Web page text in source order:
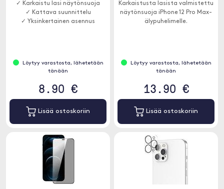
✓ Karkaistu lasi näytönsuoja
✓ Kattava suunnittelu
✓ Yksinkertainen asennus
Löytyy varastosta, lähetetään
tänään
8.90 €
Lisää ostoskoriin
Karkaistusta lasista valmistettu
näytönsuoja iPhone 12 Pro Max-
älypuhelimelle.
Löytyy varastosta, lähetetään
tänään
13.90 €
Lisää ostoskoriin